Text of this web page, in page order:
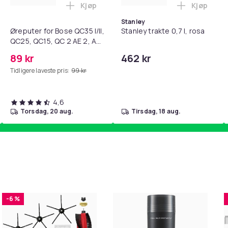
- mage- og kjernetrening, yoga og
AG10 / LR1130 / LR54 / 189 / 10-pakning PKcell i
Øreputer for Bose QC35 I/II,
QC25, QC15, QC 2 AE 2, AE
SoundLink Black
89 kr
Tidligere laveste pris: 99 kr
Legg Øreputer for Bose QC35 I/II, QC25,
Kjøp
4,6
torsdag, 20 aug.
Stanley
Stanley trakte 0,7 l, rosa
462 kr
Legg
Kjøp
tirsdag, 18 aug.
-6 %